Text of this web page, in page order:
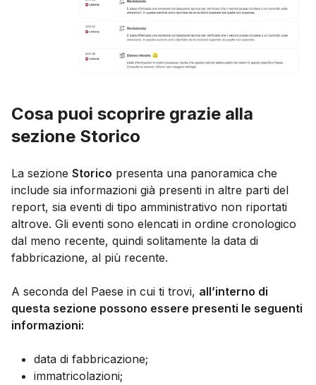
Cosa puoi scoprire grazie alla
sezione Storico
La sezione Storico presenta una panoramica che
include sia informazioni già presenti in altre parti del
report, sia eventi di tipo amministrativo non riportati
altrove. Gli eventi sono elencati in ordine cronologico
dal meno recente, quindi solitamente la data di
fabbricazione, al più recente.
A seconda del Paese in cui ti trovi, all’interno di
questa sezione possono essere presenti le seguenti
informazioni:
data di fabbricazione;
immatricolazioni;